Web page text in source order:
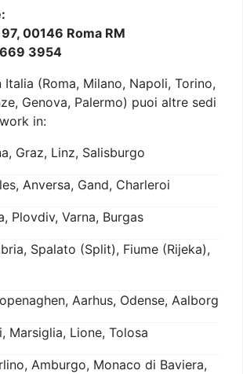
00146 Roma RM
3954
Italia (Roma, Milano, Napoli, Torino,
Genova, Palermo) puoi altre sedi
in:
Graz, Linz, Salisburgo
Anversa, Gand, Charleroi
Plovdiv, Varna, Burgas
Spalato (Split), Fiume (Rijeka),
Aarhus, Odense, Aalborg
Marsiglia, Lione, Tolosa
Amburgo, Monaco di Baviera,